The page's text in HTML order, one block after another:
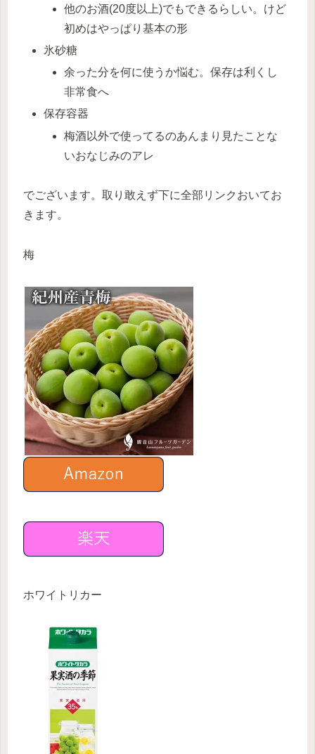
他のお酒(20度以上)でもできるらしい。けど
初めはやっぱり基本の形
氷砂糖
余った分を何に使うか悩む。保存は利くし
非常食へ
保存容器
梅酒以外で使ってるのあんまり見たことな
いおなじみのアレ
でございます。取り敢えず下に全部リンクおいてお
きます。
梅
ホワイトリカー